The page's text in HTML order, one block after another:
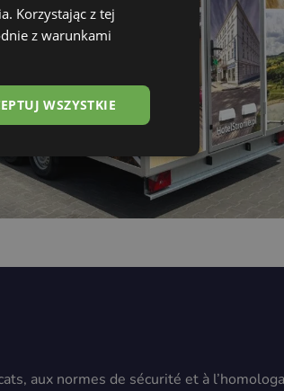
aux normes de sécurité et à
Korzystając z tej
z warunkami
WSZYSTKIE